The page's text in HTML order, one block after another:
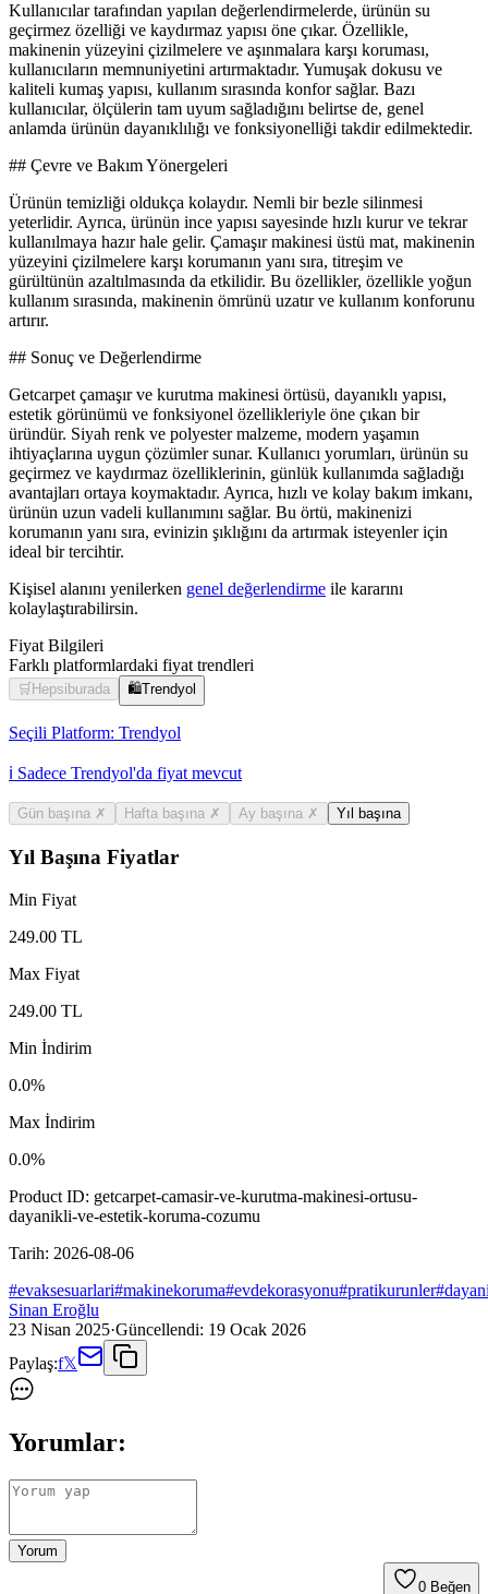
Kullanıcılar tarafından yapılan değerlendirmelerde, ürünün su
geçirmez özelliği ve kaydırmaz yapısı öne çıkar. Özellikle,
makinenin yüzeyini çizilmelere ve aşınmalara karşı koruması,
kullanıcıların memnuniyetini artırmaktadır. Yumuşak dokusu ve
kaliteli kumaş yapısı, kullanım sırasında konfor sağlar. Bazı
kullanıcılar, ölçülerin tam uyum sağladığını belirtse de, genel
anlamda ürünün dayanıklılığı ve fonksiyonelliği takdir edilmektedir.
## Çevre ve Bakım Yönergeleri
Ürünün temizliği oldukça kolaydır. Nemli bir bezle silinmesi
yeterlidir. Ayrıca, ürünün ince yapısı sayesinde hızlı kurur ve tekrar
kullanılmaya hazır hale gelir. Çamaşır makinesi üstü mat, makinenin
yüzeyini çizilmelere karşı korumanın yanı sıra, titreşim ve
gürültünün azaltılmasında da etkilidir. Bu özellikler, özellikle yoğun
kullanım sırasında, makinenin ömrünü uzatır ve kullanım konforunu
artırır.
## Sonuç ve Değerlendirme
Getcarpet çamaşır ve kurutma makinesi örtüsü, dayanıklı yapısı,
estetik görünümü ve fonksiyonel özellikleriyle öne çıkan bir
üründür. Siyah renk ve polyester malzeme, modern yaşamın
ihtiyaçlarına uygun çözümler sunar. Kullanıcı yorumları, ürünün su
geçirmez ve kaydırmaz özelliklerinin, günlük kullanımda sağladığı
avantajları ortaya koymaktadır. Ayrıca, hızlı ve kolay bakım imkanı,
ürünün uzun vadeli kullanımını sağlar. Bu örtü, makinenizi
korumanın yanı sıra, evinizin şıklığını da artırmak isteyenler için
ideal bir tercihtir.
Kişisel alanını yenilerken genel değerlendirme ile kararını
kolaylaştırabilirsin.
Fiyat Bilgileri
Farklı platformlardaki fiyat trendleri
🛒 Hepsiburada 🛍️Trendyol
Seçili Platform: Trendyol
ℹ️ Sadece Trendyol'da fiyat mevcut
Gün başına ✗ Hafta başına ✗ Ay başına ✗ Yıl başına
Yıl Başına Fiyatlar
Min Fiyat
249.00 TL
Max Fiyat
249.00 TL
Min İndirim
0.0%
Max İndirim
0.0%
Product ID: getcarpet-camasir-ve-kurutma-makinesi-ortusu-
dayanikli-ve-estetik-koruma-cozumu
Tarih: 2026-08-06
#evaksesuarlari#makinekoruma#evdekorasyonu#pratikurunler#
Sinan Eroğlu
23 Nisan 2025·Güncellendi: 19 Ocak 2026
Paylaş:f𝕏
Yorumlar:
Yorum
0 Beğen